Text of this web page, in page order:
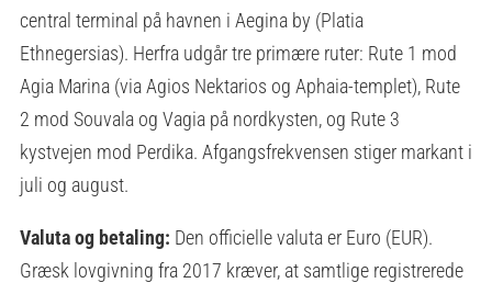
central terminal på havnen i Aegina by (Platia
Ethnegersias). Herfra udgår tre primære ruter: Rute 1 mod
Agia Marina (via Agios Nektarios og Aphaia-templet), Rute
2 mod Souvala og Vagia på nordkysten, og Rute 3
kystvejen mod Perdika. Afgangsfrekvensen stiger markant i
juli og august.
Valuta og betaling: Den officielle valuta er Euro (EUR).
Græsk lovgivning fra 2017 kræver, at samtlige registrerede